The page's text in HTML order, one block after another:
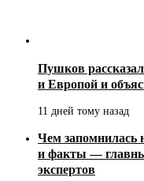
Пушков
и Европой и
11 дней тому назад
Чем запомнилась
и факты —
экспертов